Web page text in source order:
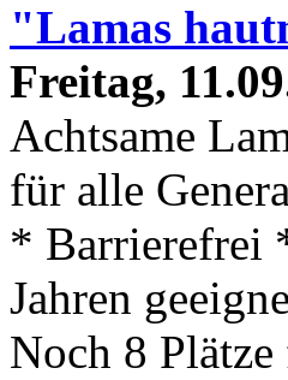
"Lamas
Freitag,
Achtsame
für alle
* Barrierefrei
Jahren
Noch 8